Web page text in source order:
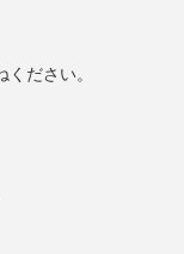
ださい。